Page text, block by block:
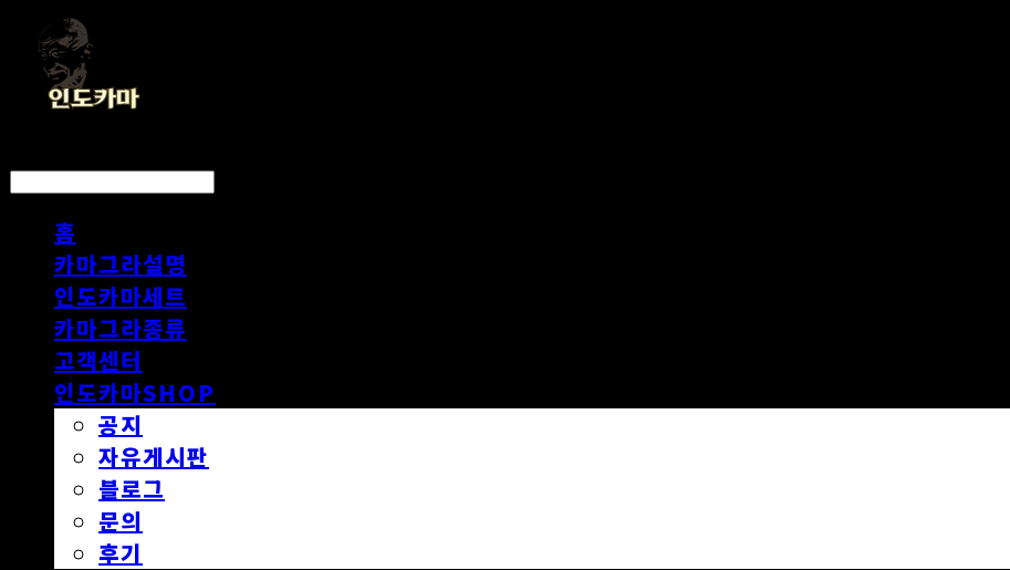
홈
카마그라설명
인도카마세트
카마그라종류
고객센터
인도카마SHOP
공지
자유게시판
블로그
문의
후기